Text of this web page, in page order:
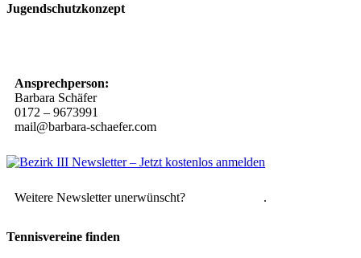
Jugendschutzkonzept
Ansprechperson:
Barbara Schäfer
0172 – 9673991
mail@barbara-schaefer.com
Weitere Newsletter unerwünscht? .
Tennisvereine finden